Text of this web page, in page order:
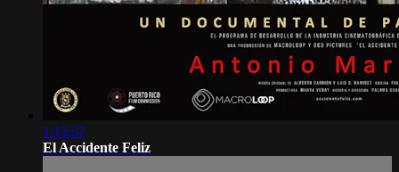
1:15:57
El Accidente Feliz